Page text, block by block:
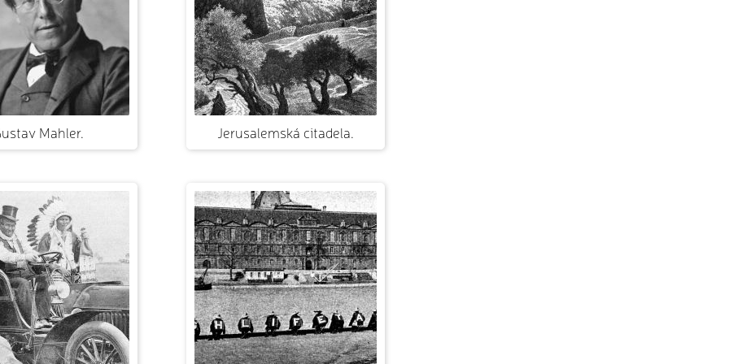
Mahler. Jerusalemská citadela.